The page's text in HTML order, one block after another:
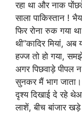
रहा था और नाक
साला पाकिस्तान !
फिर रोना रुक गया
थी”कादिर मियां,
हज्ज तो हो गया, समझे
अगर पिछवाड़े पीपल
सुनकर मैं भाग
दृश्य दिखाई दे रहे
लाशें, बीच बांजार